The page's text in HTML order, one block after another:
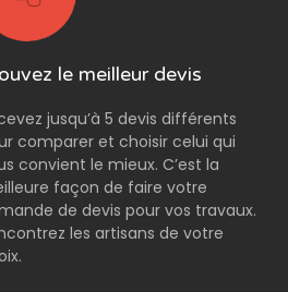
le meilleur devis
jusqu’à 5 devis différents
comparer et choisir celui qui
convient le mieux. C’est la
façon de faire votre
de devis pour vos travaux.
les artisans de votre